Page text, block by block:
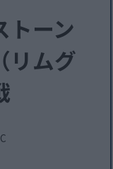
トーン
リムグ